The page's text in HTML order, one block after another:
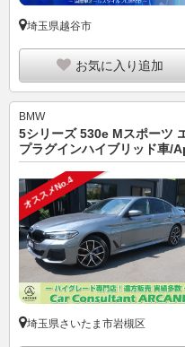
埼玉県越谷市
お気に入り追加
BMW
5シリーズ 530e Mスポーツ
プラグインハイブリッド車/
オススメNo.4
埼玉県さいたま市岩槻区